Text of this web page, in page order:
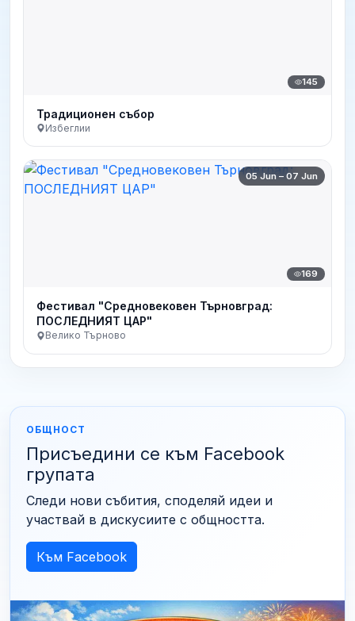
145
Традиционен събор
Избеглии
05 Jun – 07 Jun
169
Фестивал "Средновековен Търновград:
ПОСЛЕДНИЯТ ЦАР"
Велико Търново
ОБЩНОСТ
Присъедини се към Facebook
групата
Следи нови събития, споделяй идеи и
участвай в дискусиите с общността.
Към Facebook